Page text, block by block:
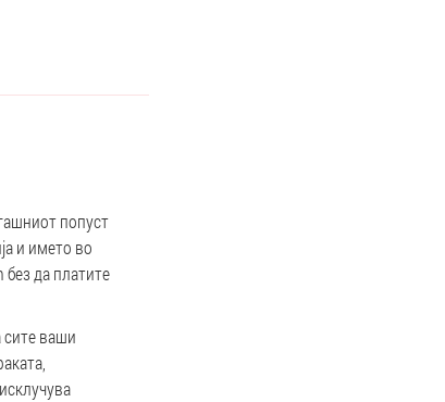
попуст
и името во
без да платите
сите ваши